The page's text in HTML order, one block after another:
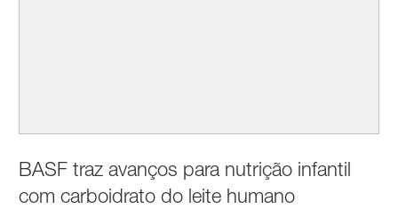
BASF traz avanços para nutrição infantil
com carboidrato do leite humano